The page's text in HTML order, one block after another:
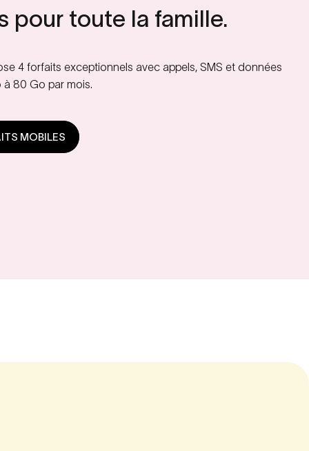
pour toute la famille.
4 forfaits exceptionnels avec appels, SMS et données
à 80 Go par mois.
MOBILES